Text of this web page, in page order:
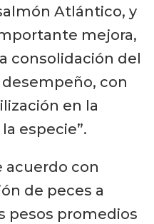
Atlántico, y
mejora,
consolidación del
con
en la
especie”.
acuerdo con
de peces a
pesos promedios